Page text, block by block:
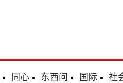
同心 东西问 国际
社